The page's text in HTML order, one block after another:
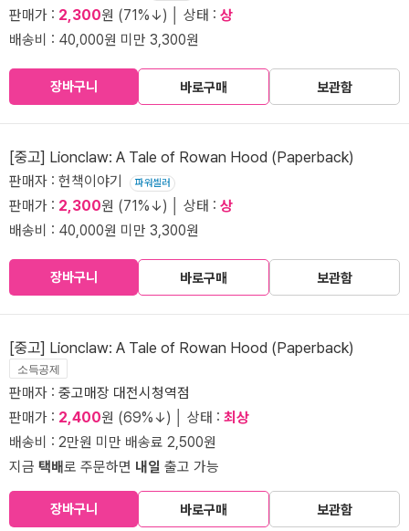
판매가 : 2,300원 (71%↓) │ 상태 : 상
배송비 : 40,000원 미만 3,300원
장바구니 바로구매 보관함
[중고] Lionclaw: A Tale of Rowan Hood (Paperback)
판매자 : 헌책이야기 파워셀러
판매가 : 2,300원 (71%↓) │ 상태 : 상
배송비 : 40,000원 미만 3,300원
장바구니 바로구매 보관함
[중고] Lionclaw: A Tale of Rowan Hood (Paperback)
소득공제
판매자 : 중고매장 대전시청역점
판매가 : 2,400원 (69%↓) │ 상태 : 최상
배송비 : 2만원 미만 배송료 2,500원
지금 택배로 주문하면 내일 출고 가능
장바구니 바로구매 보관함